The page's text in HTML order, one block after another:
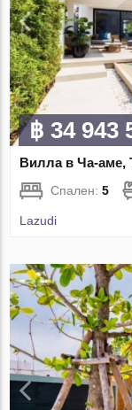
฿ 34 943
Вилла в Ча-аме,
Спален:5
Lazudi